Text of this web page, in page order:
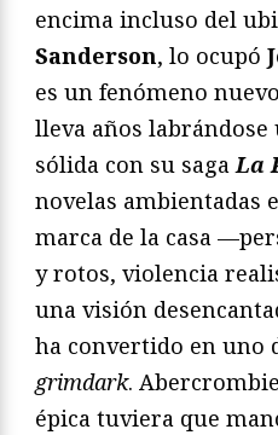
encima incluso del
Sanderson, lo ocupó
es un fenómeno
lleva años
sólida con su sagaLa
novelas ambientadas
marca de la casa
y rotos, violencia
una visión
ha convertido en uno
grimdark.
épica tuviera que